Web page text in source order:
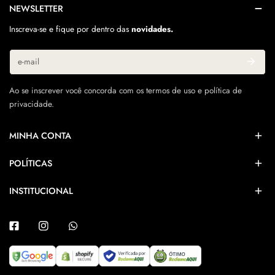
NEWSLETTER
Inscreva-se e fique por dentro das novidades.
E-
Ao se inscrever você concorda com os termos de uso e política de
privacidade.
MINHA CONTA
POLÍTICAS
INSTITUCIONAL
FacebookInstagram